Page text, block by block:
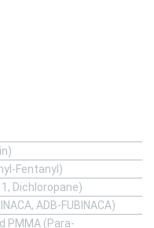
Fentanyl)
Dichloropane)
ADB-FUBINACA)
PMMA (Para-